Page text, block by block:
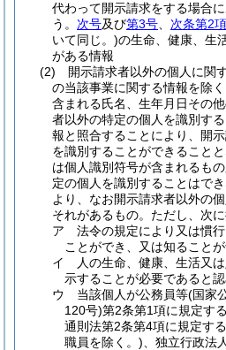
代わって開示請求をする場合
う。 次号及び第3号 次条第2項
いて同じ。)の生命、健康、生
がある情報
(2)
開示請求者以外の個人に関
の当該事業に関する情報を除
含まれる氏名、生年月日その
者以外の特定の個人を識別す
報と照合することにより、開
を識別することができること
は個人識別符号が含まれるも
定の個人を識別することはで
より、なお開示請求者以外の
それがあるもの。 ただし、次
ア
法令の規定により又は慣
ことができ、又は知ること
イ
人の生命、健康、生活又
示することが必要であると
ウ
当該個人が公務員等(国家
120号)第2条第1項に規定す
通則法第2条第4項に規定す
職員を除く。) 、独立行政法